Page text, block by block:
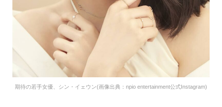
期待の若手女優、シン・イェウン(画像出典：npio entertainment公式Instagram)